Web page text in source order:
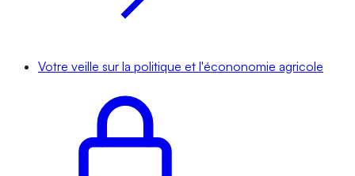
Votre veille sur la politique et l'écononomie agricole